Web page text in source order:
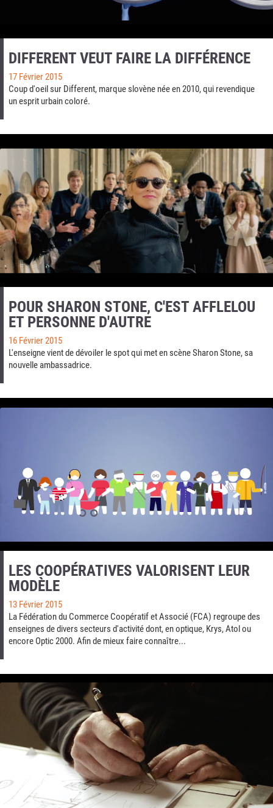
DIFFERENT VEUT FAIRE LA DIFFÉRENCE
17 Février 2015
Coup d'oeil sur Different, marque slovène née en 2010, qui revendique
un esprit urbain coloré.
POUR SHARON STONE, C'EST AFFLELOU
ET PERSONNE D'AUTRE
16 Février 2015
L'enseigne vient de dévoiler le spot qui met en scène Sharon Stone, sa
nouvelle ambassadrice.
LES COOPÉRATIVES VALORISENT LEUR
MODÈLE
13 Février 2015
La Fédération du Commerce Coopératif et Associé (FCA) regroupe des
enseignes de divers secteurs d'activité dont, en optique, Krys, Atol ou
encore Optic 2000. Afin de mieux faire connaître...